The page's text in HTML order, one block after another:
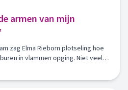
van mijn
zag Elma Rieborn plotseling hoe
in vlammen opging. Niet veel